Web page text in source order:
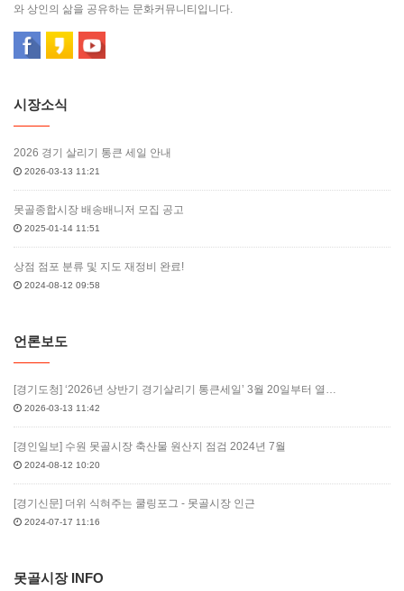
와 상인의 삶을 공유하는 문화커뮤니티입니다.
시장소식
2026 경기 살리기 통큰 세일 안내
2026-03-13 11:21
못골종합시장 배송배니저 모집 공고
2025-01-14 11:51
상점 점포 분류 및 지도 재정비 완료!
2024-08-12 09:58
언론보도
[경기도청] ‘2026년 상반기 경기살리기 통큰세일’ 3월 20일부터 열…
2026-03-13 11:42
[경인일보] 수원 못골시장 축산물 원산지 점검 2024년 7월
2024-08-12 10:20
[경기신문] 더위 식혀주는 쿨링포그 - 못골시장 인근
2024-07-17 11:16
못골시장 INFO